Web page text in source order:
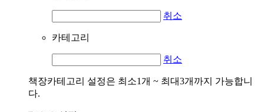
취소
카테고리
취소
책장카테고리 설정은 최소1개 ~ 최대3개까지 가능합니
다.